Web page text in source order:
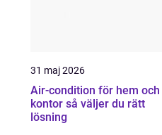
31 maj 2026
Air-condition för hem och
kontor så väljer du rätt
lösning